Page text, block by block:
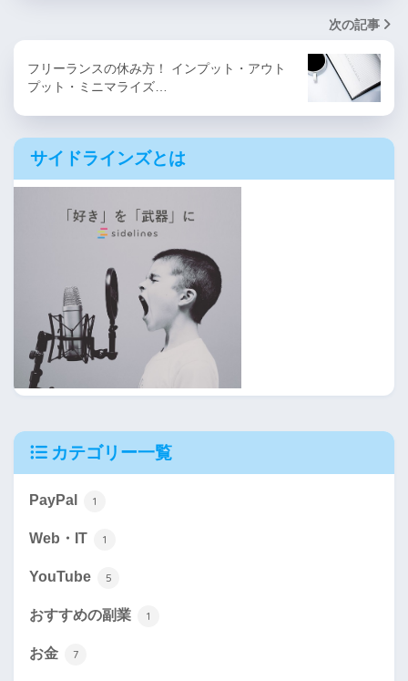
次の記事
フリーランスの休み方！ インプット・アウト
プット・ミニマライズ…
サイドラインズとは
カテゴリー一覧
PayPal 1
Web・IT 1
YouTube 5
おすすめの副業 1
お金 7